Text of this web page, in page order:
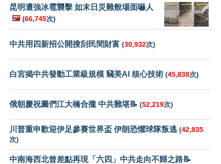
昆明遭強冰雹襲擊 如末日災難般場面嚇人
🖼️ (66,745次)
中共用四新招公開搜刮民間財富 (30,932次)
白宮揭中共發動工業級規模 竊美AI 核心技術 (45,838次)
俄朝慶祝圖們江大橋合攏 中共難堪📝 (52,219次)
川普重申歡迎伊足參賽世界盃 伊朗恐懼球隊叛逃 (42,835
次)
中南海西北曾差點再現「六四」中共走向不歸之路📝